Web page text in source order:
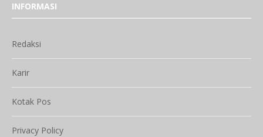
INFORMASI
Redaksi
Karir
Kotak Pos
Privacy Policy